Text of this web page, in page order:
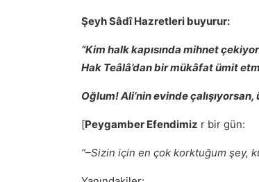
Şeyh Sâdî Hazretleri buyurur:
“Kim halk kapısında mihnet
Hak Teâlâ’dan bir mükâfat ümit
Oğlum! Ali’nin evinde
[Peygamber Efendimiz r bir gün:
“–Sizin için en çok korktuğum şey,